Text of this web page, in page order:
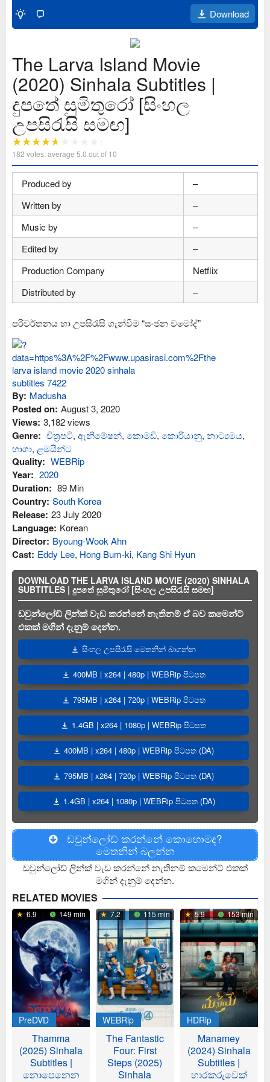
Download
The Larva Island Movie
(2020) Sinhala Subtitles |
දුපතේ සුමිතුරෝ [සිංහල
උපසිරැසි සමඟ]
182 votes, average 5.0 out of 10
Produced by
–
Written by
–
Music by
–
Edited by
–
Production Company
Netflix
Distributed by
–
පරිවර්තනය හා උපසිරැසි ගැන්වීම “සංජන චමෝද්”
By: Madusha
Posted on: August 3, 2020
Views: 3,182 views
Genre: චිත්‍රපටි, ඇනිමේෂන්, කොමඩි, කොරියානු, නාට්‍යමය,
භාශා, ළමයින්ට
Quality: WEBRip
Year: 2020
Duration: 89 Min
Country: South Korea
Release: 23 July 2020
Language: Korean
Director: Byoung-Wook Ahn
Cast: Eddy Lee, Hong Bum-ki, Kang Shi Hyun
DOWNLOAD THE LARVA ISLAND MOVIE (2020) SINHALA
SUBTITLES | දුපතේ සුමිතුරෝ [සිංහල උපසිරැසි සමඟ]
ඩවුන්ලෝඩ් ලින්ක් වැඩ කරන්නේ නැතිනම් ඒ බව කමෙන්ට්
එකක් මගින් දැනුම් දෙන්න.
සිංහල උපසිරැසි මෙතනින් බාගන්න
400MB | x264 | 480p | WEBRip පිටපත
795MB | x264 | 720p | WEBRip පිටපත
1.4GB | x264 | 1080p | WEBRip පිටපත
400MB | x264 | 480p | WEBRip පිටපත (DA)
795MB | x264 | 720p | WEBRip පිටපත (DA)
1.4GB | x264 | 1080p | WEBRip පිටපත (DA)
ඩවුන්ලෝඩ් කරන්නේ කොහොමද?
මෙතනින් බලන්න
ඩවුන්ලෝඩ් ලින්ක් වැඩ කරන්නේ නැතිනම් කමෙන්ට් එකක්
මගින් දැනුම් දෙන්න.
RELATED MOVIES
6.9 149 min
PreDVD
Thamma
(2025) Sinhala
Subtitles |
නොපෙනෙන
7.2 115 min
WEBRip
The Fantastic
Four: First
Steps (2025)
Sinhala
5.9 153 min
HDRip
Manamey
(2024) Sinhala
Subtitles |
භාරකරුවෙක්